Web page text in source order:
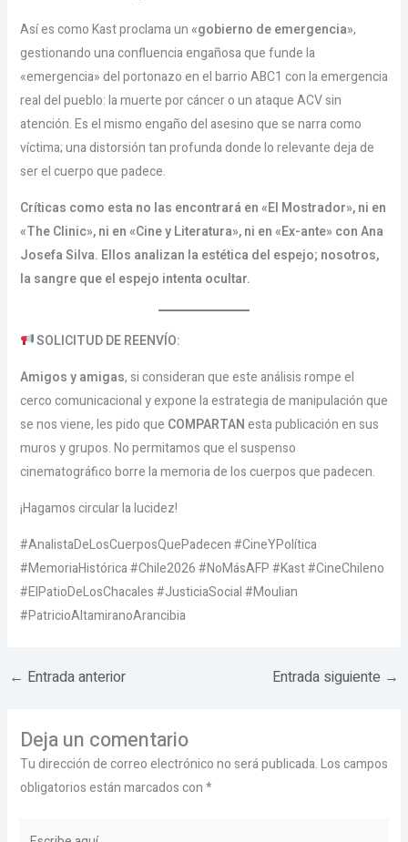
Así es como Kast proclama un«gobierno de emergencia»,
gestionando una confluencia engañosa que funde la
«emergencia» del portonazo en el barrio ABC1 con la emergencia
real del pueblo: la muerte por cáncer o un ataque ACV sin
atención. Es el mismo engaño del asesino que se narra como
víctima; una distorsión tan profunda donde lo relevante deja de
ser el cuerpo que padece.
Críticas como esta no las encontrará en «El Mostrador», ni en
«The Clinic», ni en «Cine y Literatura», ni en «Ex-ante» con Ana
Josefa Silva. Ellos analizan la estética del espejo; nosotros,
la sangre que el espejo intenta ocultar.
SOLICITUD DE REENVÍO:
Amigos y amigas, si consideran que este análisis rompe el
cerco comunicacional y expone la estrategia de manipulación que
se nos viene, les pido que COMPARTANesta publicación en sus
muros y grupos. No permitamos que el suspenso
cinematográfico borre la memoria de los cuerpos que padecen.
¡Hagamos circular la lucidez!
#AnalistaDeLosCuerposQuePadecen #CineYPolítica
#MemoriaHistórica #Chile2026 #NoMásAFP #Kast #CineChileno
#ElPatioDeLosChacales #JusticiaSocial #Moulian
#PatricioAltamiranoArancibia
← Entrada anterior Entrada siguiente →
Deja un comentario
Tu dirección de correo electrónico no será publicada.Los campos
obligatorios están marcados con*